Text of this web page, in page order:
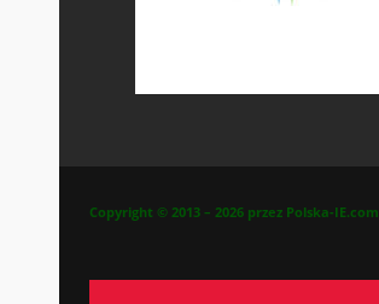
Copyright © 2013 – 2026 przez Polska-IE.com